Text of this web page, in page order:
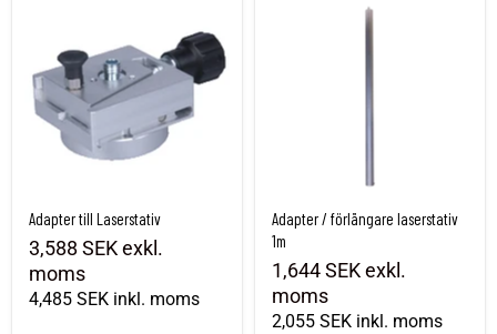
Adapter till Laserstativ
3,588 SEKexkl.
moms
4,485 SEK inkl. moms
Adapter / förlängare laserstativ
1m
1,644 SEKexkl.
moms
2,055 SEK inkl. moms